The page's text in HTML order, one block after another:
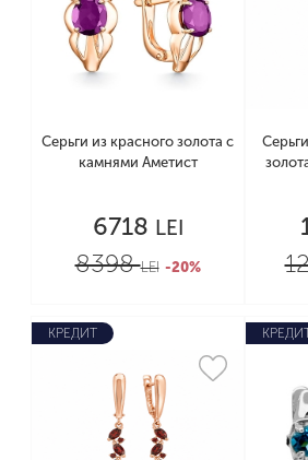
Серьги из красного золота с
камнями Аметист
6718 LEI
8398LEI -20%
КРЕДИТ